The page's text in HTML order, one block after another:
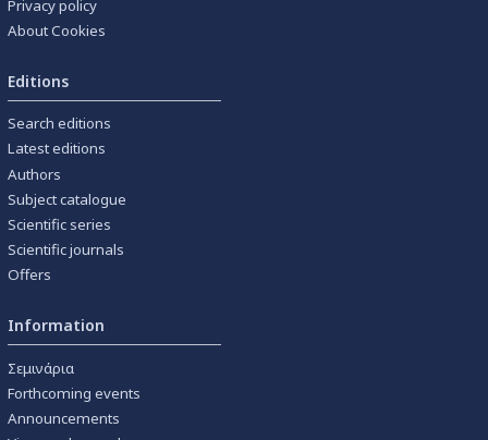
Privacy policy
About Cookies
Editions
Search editions
Latest editions
Authors
Subject catalogue
Scientific series
Scientific journals
Offers
Information
Σεμινάρια
Forthcoming events
Announcements